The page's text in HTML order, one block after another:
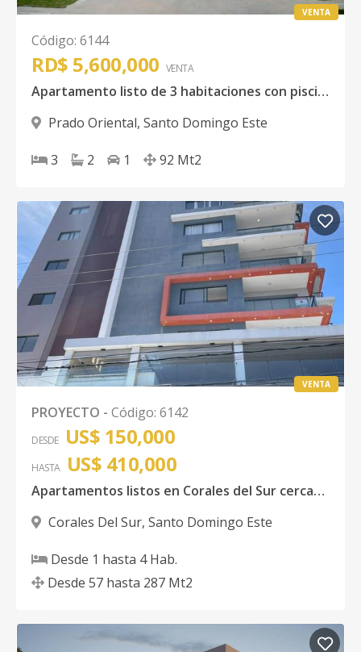
VENTA
Código: 6144
RD$ 5,600,000 VENTA
Apartamento listo de 3 habitaciones con piscina y area social
Prado Oriental, Santo Domingo Este
3 2 1 92 Mt2
VENTA
PROYECTO - Código: 6142
DESDE US$ 150,000
HASTA US$ 410,000
Apartamentos listos en Corales del Sur cercano al Centro Comercial City Center de 1,2 y 3 Habitaciones con excelentes amenidades Santo Domingo Este
Corales Del Sur, Santo Domingo Este
Desde 1 hasta 4Hab.
Desde 57 hasta 287 Mt2